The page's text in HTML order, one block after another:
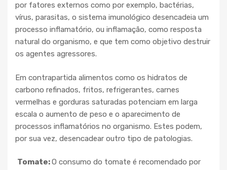
por fatores externos como por exemplo, bactérias,
vírus, parasitas, o sistema imunológico desencadeia um
processo inflamatório, ou inflamação, como resposta
natural do organismo, e que tem como objetivo destruir
os agentes agressores.
Em contrapartida alimentos como os hidratos de
carbono refinados, fritos, refrigerantes, carnes
vermelhas e gorduras saturadas potenciam em larga
escala o aumento de peso e o aparecimento de
processos inflamatórios no organismo. Estes podem,
por sua vez, desencadear outro tipo de patologias.
Tomate:O consumo do tomate é recomendado por